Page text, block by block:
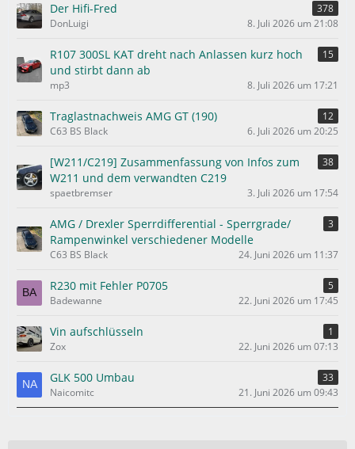
Der Hifi-Fred
378
DonLuigi
8. Juli 2026 um 21:08
R107 300SL KAT dreht nach Anlassen kurz hoch
und stirbt dann ab
15
mp3 8. Juli 2026 um 17:21
Traglastnachweis AMG GT (190)
12
C63 BS Black
6. Juli 2026 um 20:25
[W211/C219] Zusammenfassung von Infos zum
W211 und dem verwandten C219
38
spaetbremser 3. Juli 2026 um 17:54
AMG / Drexler Sperrdifferential - Sperrgrade/
Rampenwinkel verschiedener Modelle
3
C63 BS Black 24. Juni 2026 um 11:37
R230 mit Fehler P0705
5
Badewanne
22. Juni 2026 um 17:45
Vin aufschlüsseln
1
Zox
22. Juni 2026 um 07:13
GLK 500 Umbau
33
Naicomitc
21. Juni 2026 um 09:43